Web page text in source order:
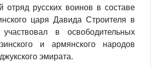
отряд русских воинов в составе
царя Давида Строителя в
в освободительных
и армянского народов
эмирата.